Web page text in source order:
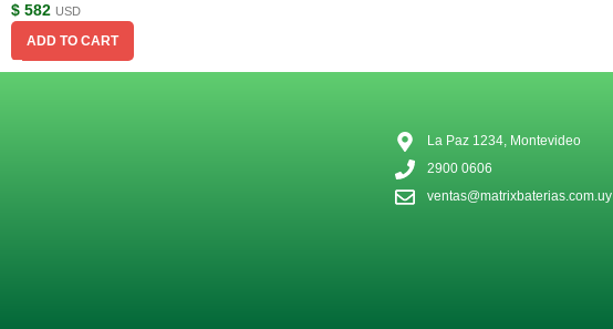
$ 582 USD
ADD TO CART
La Paz 1234, Montevideo
2900 0606
ventas@matrixbaterias.com.uy